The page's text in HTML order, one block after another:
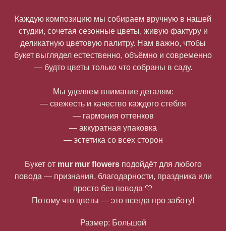
Каждую композицию мы собираем вручную в нашей
студии, сочетая сезонные цветы, живую фактуру и
деликатную цветовую палитру. Нам важно, чтобы
букет выглядел естественно, объёмно и современно
— будто цветы только что собраны в саду.
Мы уделяем внимание деталям:
— свежесть и качество каждого стебля
— гармония оттенков
— аккуратная упаковка
— эстетика со всех сторон
Букет от mur mur flowersподойдёт для любого
повода — признания, благодарности, праздника или
просто без повода 🤍
Потому что цветы — это всегда про заботу!
Размер: Большой